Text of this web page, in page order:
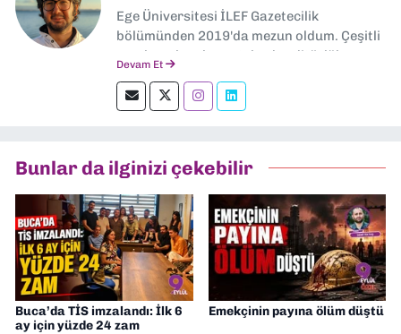
Ege Üniversitesi İLEF Gazetecilik
bölümünden 2019'da mezun oldum. Çeşitli
yerel ve ulusal gazetelerde editörlük,
okumayı severim.
Devam Et
Bunlar da ilginizi çekebilir
Buca’da TİS imzalandı: İlk 6
ay için yüzde 24 zam
Emekçinin payına ölüm düştü